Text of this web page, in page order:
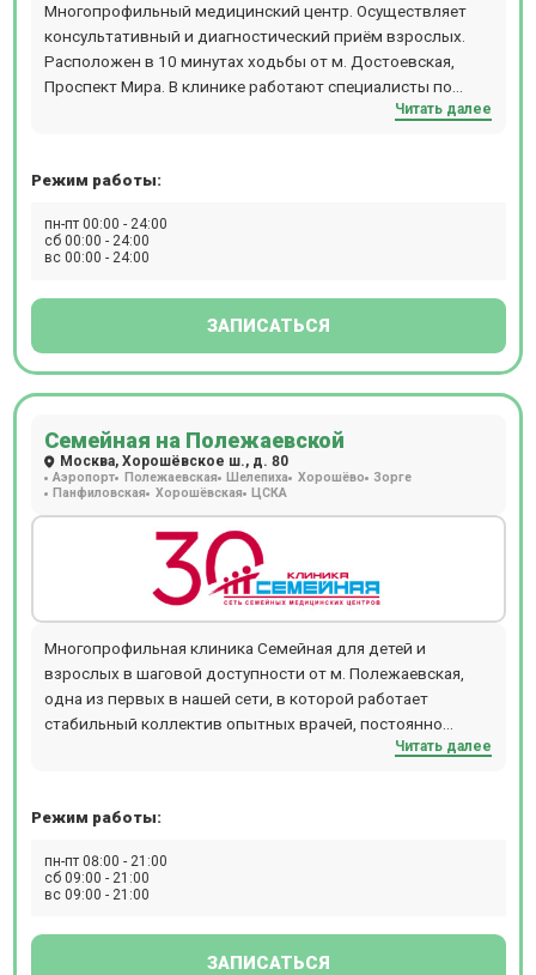
Многопрофильный медицинский центр. Осуществляет
консультативный и диагностический приём взрослых.
Расположен в 10 минутах ходьбы от м. Достоевская,
Проспект Мира. В клинике работают специалисты по
Читать далее
Режим работы:
пн-пт 00:00 - 24:00
сб 00:00 - 24:00
вс 00:00 - 24:00
ЗАПИСАТЬСЯ
Семейная на Полежаевской
Москва, Хорошёвское ш., д. 80
Аэропорт Полежаевская Шелепиха Хорошёво
Зорге
Панфиловская Хорошёвская ЦСКА
Многопрофильная клиника Семейная для детей и
взрослых в шаговой доступности от м. Полежаевская,
одна из первых в нашей сети, в которой работает
стабильный коллектив опытных врачей, постоянно
совершенствующих свою квалификацию, с большим
спектром направлений лечения: гинекология (ведение
аллергология (кожные пробы, специфическая терапия),
дерматология и косметология (аппаратные и
Читать далее
Режим работы:
пн-пт 08:00 - 21:00
сб 09:00 - 21:00
вс 09:00 - 21:00
ЗАПИСАТЬСЯ